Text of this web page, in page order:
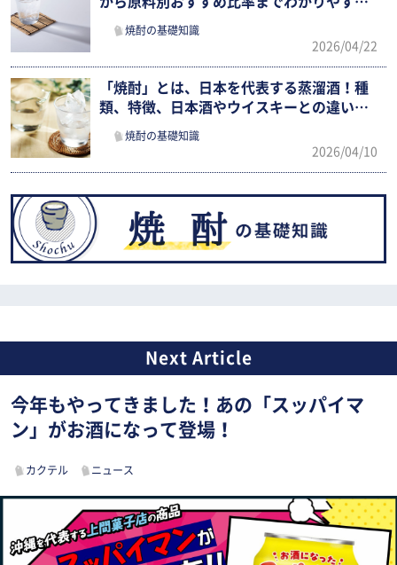
焼酎の基礎知識
2026/04/22
「焼酎」とは、日本を代表する蒸溜酒！種
類、特徴、日本酒やウイスキーとの違いま
焼酎の基礎知識
2026/04/10
今年もやってきました！あの「スッパイマ
ン」がお酒になって登場！
カクテル ニュース